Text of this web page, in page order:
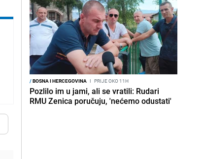
/BOSNA I HERCEGOVINA I PRIJE OKO 11H
Pozlilo im u jami, ali se vratili: Rudari
RMU Zenica poručuju, 'nećemo odustati'